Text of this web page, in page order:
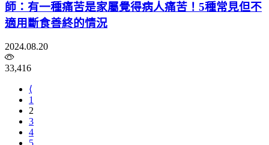
師：有一種痛苦是家屬覺得病人痛苦！5種常見但不
適用斷食善終的情況
2024.08.20
33,416
⟨
1
2
3
4
5